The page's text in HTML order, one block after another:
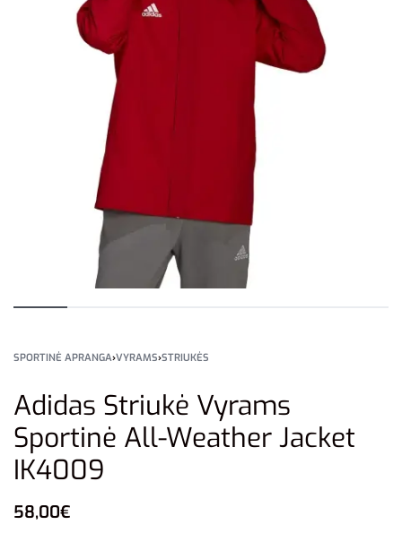
SPORTINĖ APRANGA›VYRAMS›STRIUKĖS
Adidas Striukė Vyrams
Sportinė All-Weather Jacket
IK4009
58,00€